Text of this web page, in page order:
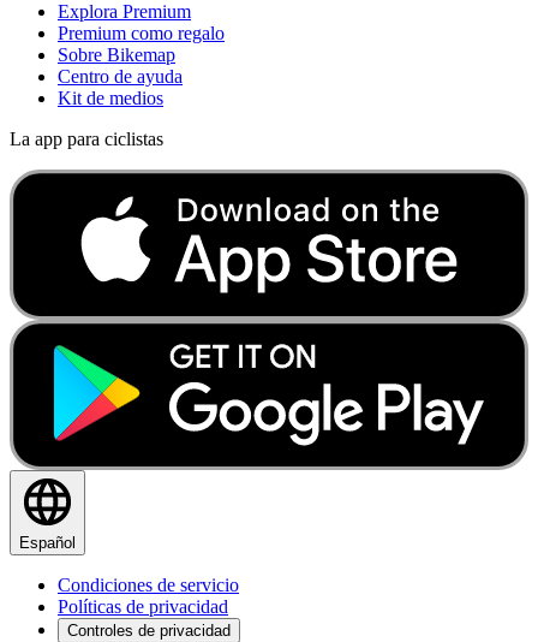
Explora Premium
Premium como regalo
Sobre Bikemap
Centro de ayuda
Kit de medios
La app para ciclistas
Español
Condiciones de servicio
Políticas de privacidad
Controles de privacidad